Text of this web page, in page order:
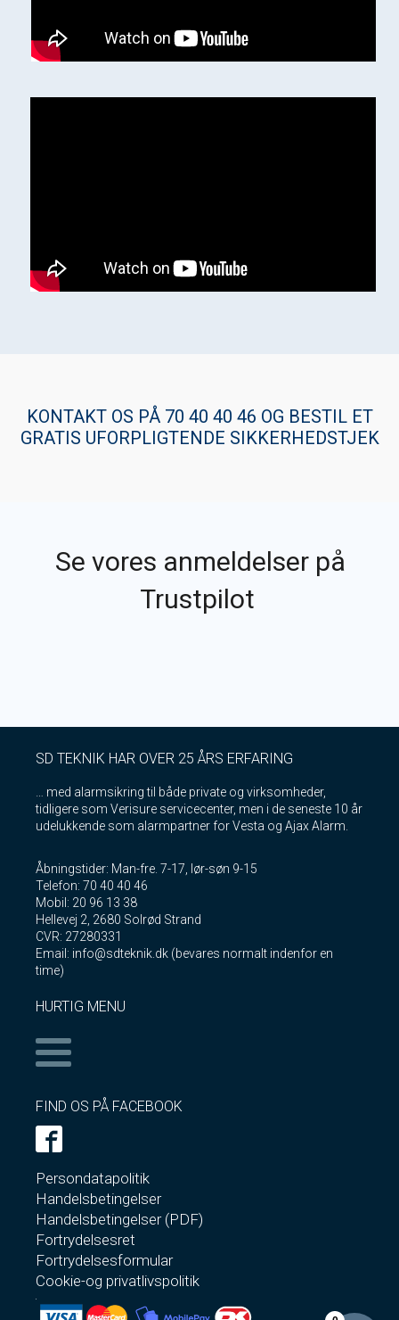
KONTAKT OS PÅ 70 40 40 46 OG BESTIL ET
GRATIS UFORPLIGTENDE SIKKERHEDSTJEK
Se vores anmeldelser på
Trustpilot
SD TEKNIK HAR OVER 25 ÅRS ERFARING
… med alarmsikring til både private og virksomheder,
tidligere som Verisure servicecenter, men i de seneste 10 år
udelukkende som alarmpartner for Vesta og Ajax Alarm.
Åbningstider: Man-fre. 7-17, lør-søn 9-15
Telefon: 70 40 40 46
Mobil: 20 96 13 38
Hellevej 2, 2680 Solrød Strand
CVR: 27280331
Email: info@sdteknik.dk (bevares normalt indenfor en
time)
HURTIG MENU
FIND OS PÅ FACEBOOK
Persondatapolitik
Handelsbetingelser
Handelsbetingelser (PDF)
Fortrydelsesret
Fortrydelsesformular
Cookie-og privatlivspolitik